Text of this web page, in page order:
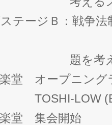
：戦争法制、
るス
堂 オープニン
堂 集会開始